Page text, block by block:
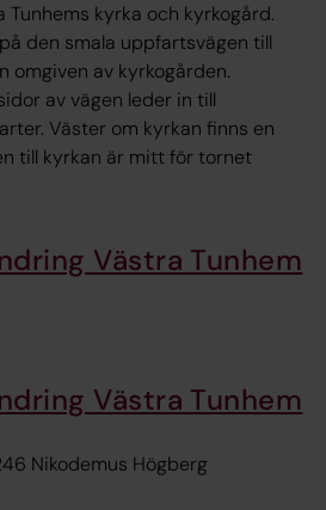
Tunhems kyrka och kyrkogård.
den smala uppfartsvägen till
omgiven av kyrkogården.
av vägen leder in till
Väster om kyrkan finns en
till kyrkan är mitt för tornet
Västra Tunhem
Västra Tunhem
Nikodemus Högberg